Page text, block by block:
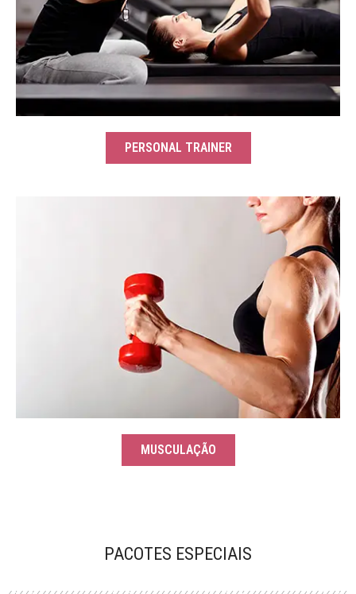
PERSONAL TRAINER
MUSCULAÇÃO
PACOTES ESPECIAIS